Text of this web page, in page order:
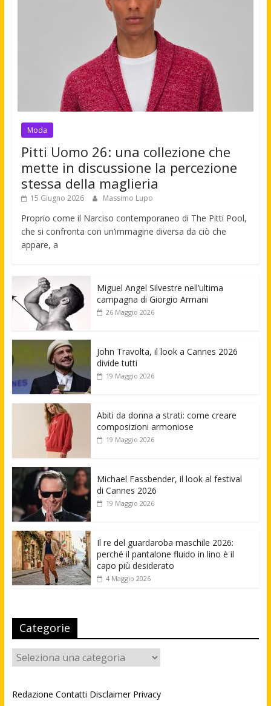
Moda
Pitti Uomo 26: una collezione che
mette in discussione la percezione
stessa della maglieria
15 Giugno 2026 Massimo Lupo
Proprio come il Narciso contemporaneo di The Pitti Pool,
che si confronta con un’immagine diversa da ciò che
appare, a
Miguel Angel Silvestre nell’ultima
campagna di Giorgio Armani
26 Maggio 2026
John Travolta, il look a Cannes 2026
divide tutti
19 Maggio 2026
Abiti da donna a strati: come creare
composizioni armoniose
19 Maggio 2026
Michael Fassbender, il look al festival
di Cannes 2026
19 Maggio 2026
Il re del guardaroba maschile 2026:
perché il pantalone fluido in lino è il
capo più desiderato
4 Maggio 2026
Categorie
Categorie
Redazione Contatti Disclaimer Privacy